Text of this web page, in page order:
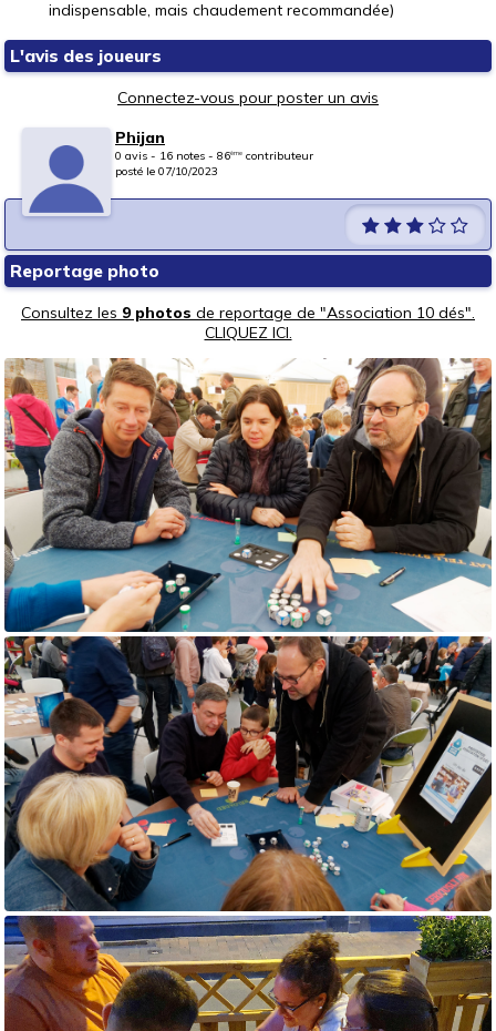
indispensable, mais chaudement recommandée)
L'avis des joueurs
Connectez-vous pour poster un avis
Phijan
0 avis - 16 notes - 86ème contributeur
posté le 07/10/2023
Reportage photo
Consultez les 9 photos de reportage de "Association 10 dés".
CLIQUEZ ICI.